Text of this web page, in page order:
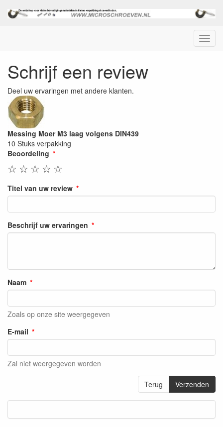
Menu
Schrijf een review
Deel uw ervaringen met andere klanten.
Messing Moer M3 laag volgens DIN439
10 Stuks verpakking
Beoordeling
☆
☆
☆
☆
☆
Titel van uw review
Beschrijf uw ervaringen
Naam
Zoals op onze site weergegeven
E-mail
Zal niet weergegeven worden
Terug Verzenden